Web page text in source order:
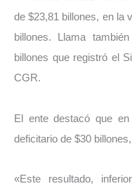
de $23,81 billones, en la
billones. Llama
billones que registró el
CGR.
El ente destacó que
deficitario de $30
«Este resultado,